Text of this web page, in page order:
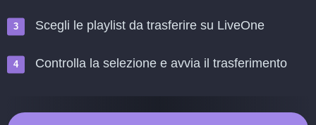
Scegli le playlist da trasferire su LiveOne
Controlla la selezione e avvia il trasferimento